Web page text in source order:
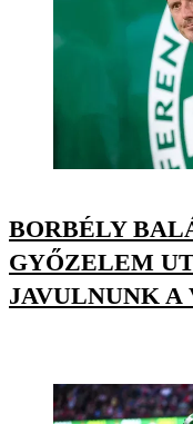
BORBÉLY
GYŐZELEM
JAVULNUNK A